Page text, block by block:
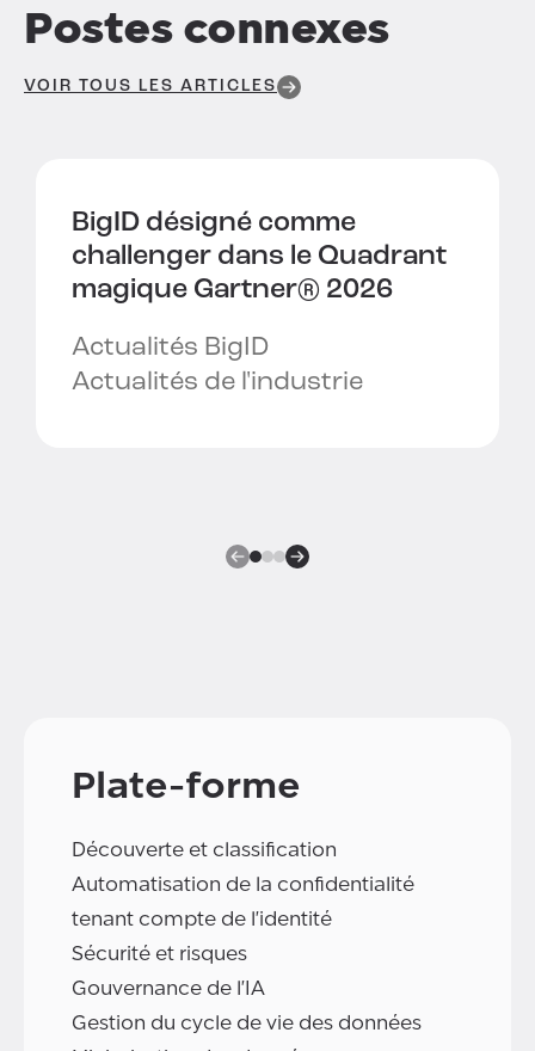
Postes connexes
VOIR TOUS LES ARTICLES
BigID désigné comme
challenger dans le Quadrant
magique Gartner® 2026
Actualités BigID
Actualités de l'industrie
Plate-forme
Découverte et classification
Automatisation de la confidentialité
tenant compte de l'identité
Sécurité et risques
Gouvernance de l'IA
Gestion du cycle de vie des données